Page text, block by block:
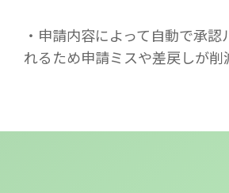
・申請内容によって自動で承認
れるため申請ミスや差戻しが削